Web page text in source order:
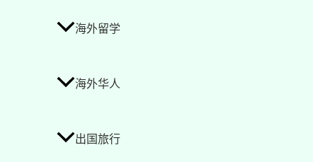
海外留学
海外华人
出国旅行